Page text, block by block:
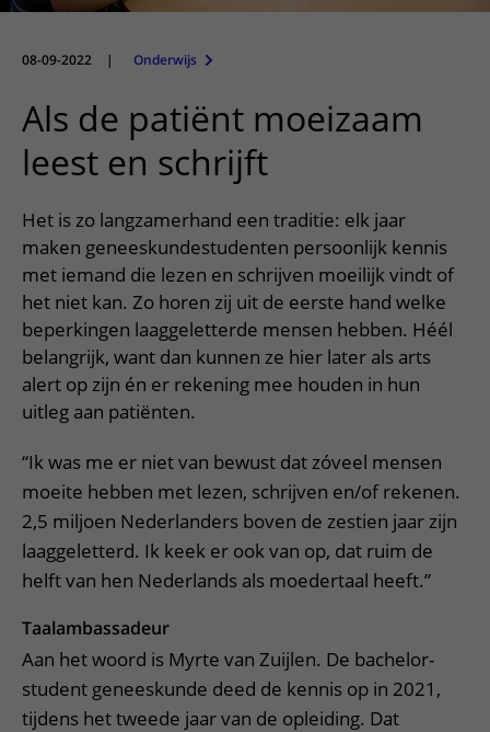
Onderzoeken en diagnostiek
Bloedprikken
Wachttijden
Wijzigen patiëntgegevens
Mijn UMC Utrecht patiëntportaal
Faciliteiten en voorzieningen
Bezoekregels
Parkeren
Wegwijs in het ziekenhuis
Contact met polikliniek
Contact met verpleegafdeling
Het Wilhelmina Kinderziekenhuis
Diagnostiek aanvragen
Zorgverlenersportaal
Onderwijs
Werken bij het UMC Utrecht
08-09-2022 | Onderwijs
Als de patiënt moeizaam
leest en schrijft
Het is zo langzamerhand een traditie: elk jaar
maken geneeskundestudenten persoonlijk kennis
met iemand die lezen en schrijven moeilijk vindt of
het niet kan. Zo horen zij uit de eerste hand welke
beperkingen laaggeletterde mensen hebben. Héél
belangrijk, want dan kunnen ze hier later als arts
alert op zijn én er rekening mee houden in hun
uitleg aan patiënten.
“Ik was me er niet van bewust dat zóveel mensen
moeite hebben met lezen, schrijven en/of rekenen.
2,5 miljoen Nederlanders boven de zestien jaar zijn
laaggeletterd. Ik keek er ook van op, dat ruim de
helft van hen Nederlands als moedertaal heeft.”
Taalambassadeur
Aan het woord is Myrte van Zuijlen. De bachelor-
student geneeskunde deed de kennis op in 2021,
tijdens het tweede jaar van de opleiding. Dat